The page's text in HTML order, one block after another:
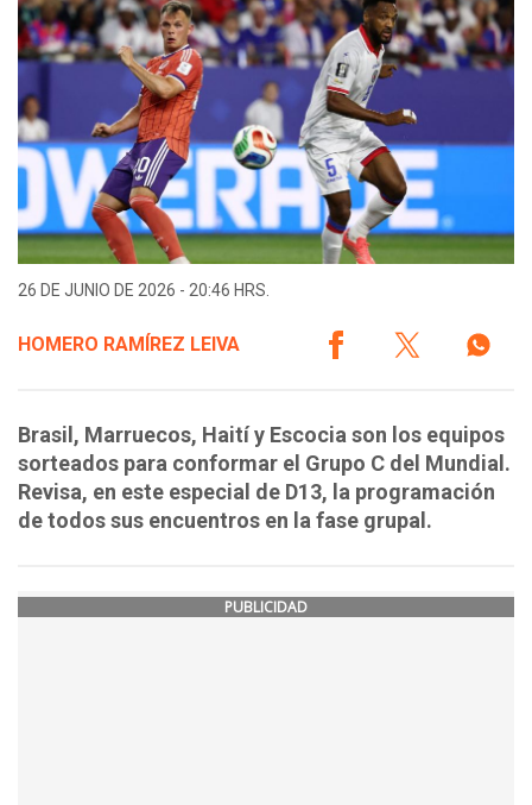
26 DE JUNIO DE 2026 - 20:46 HRS.
HOMERO RAMÍREZ LEIVA
Brasil, Marruecos, Haití y Escocia son los equipos
sorteados para conformar el Grupo C del Mundial.
Revisa, en este especial de D13, la programación
de todos sus encuentros en la fase grupal.
PUBLICIDAD